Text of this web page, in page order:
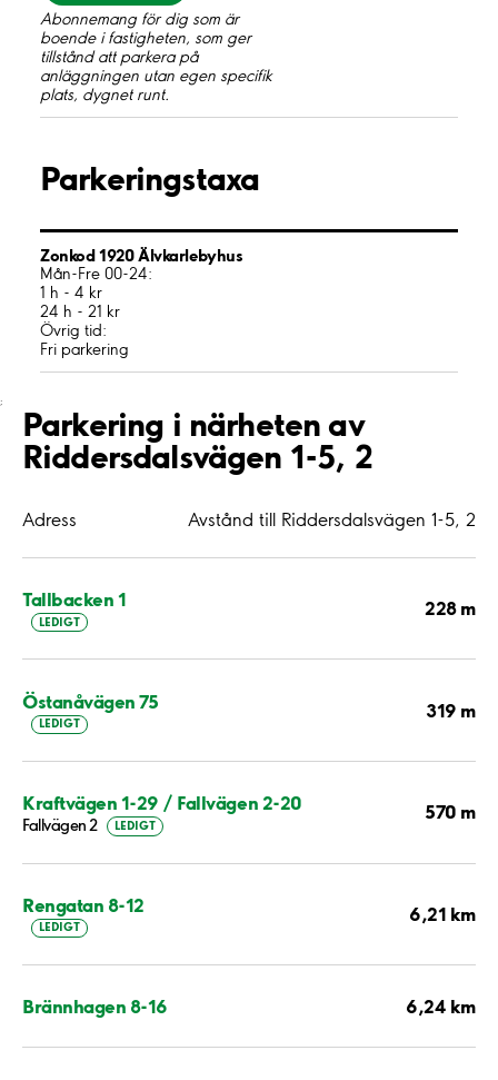
Abonnemang för dig som är
boende i fastigheten, som ger
tillstånd att parkera på
anläggningen utan egen specifik
plats, dygnet runt.
Parkeringstaxa
Zonkod 1920 Älvkarlebyhus
Mån-Fre 00-24:
1 h - 4 kr
24 h - 21 kr
Övrig tid:
Fri parkering
;
Parkering i närheten av
Riddersdalsvägen 1-5, 2
Adress Avstånd till Riddersdalsvägen 1-5, 2
Tallbacken 1
LEDIGT
228 m
Östanåvägen 75
LEDIGT
319 m
Kraftvägen 1-29 / Fallvägen 2-20
Fallvägen 2 LEDIGT
570 m
Rengatan 8-12
LEDIGT
6,21 km
Brännhagen 8-16 6,24 km